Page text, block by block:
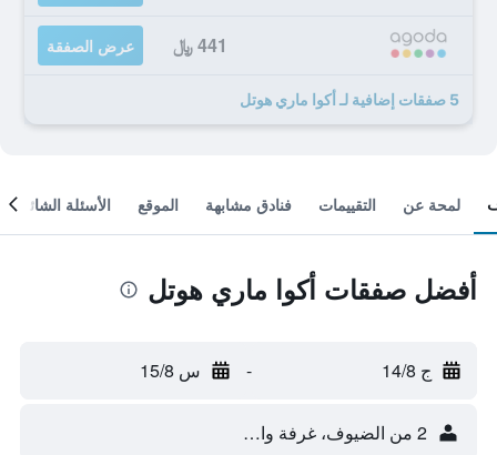
441 ﷼ عرض الصفقة
5 صفقات إضافية لـ أكوا ماري هوتل
لمحة عن التقييمات فنادق مشابهة الموقع الأسئلة الشائعة
أفضل صفقات أكوا ماري هوتل
ج 14/8 - س 15/8
2 من الضيوف، غرفة واحدة